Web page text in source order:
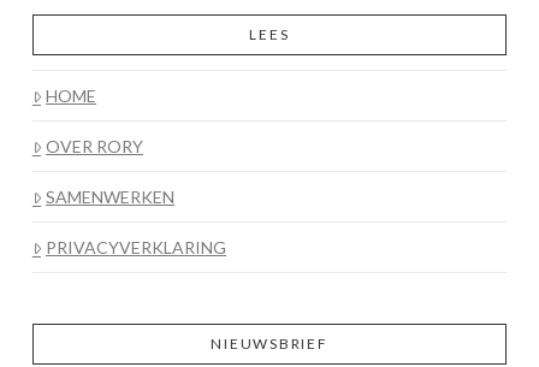
LEES
HOME
OVER RORY
SAMENWERKEN
PRIVACYVERKLARING
NIEUWSBRIEF